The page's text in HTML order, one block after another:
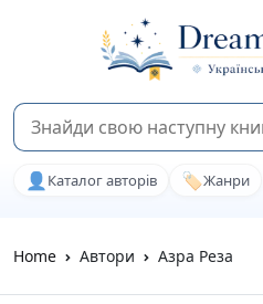
👤 Каталог авторів 🏷️Жанри
Home Автори Азра Реза